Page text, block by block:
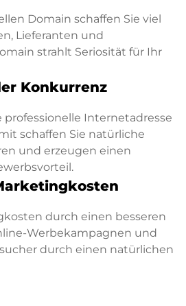
Domain schaffen Sie viel
Lieferanten und
strahlt Seriosität für Ihr
Konkurrenz
professionelle Internetadresse
schaffen Sie natürliche
und erzeugen einen
durch einen besseren
Werbekampagnen und
durch einen natürlichen